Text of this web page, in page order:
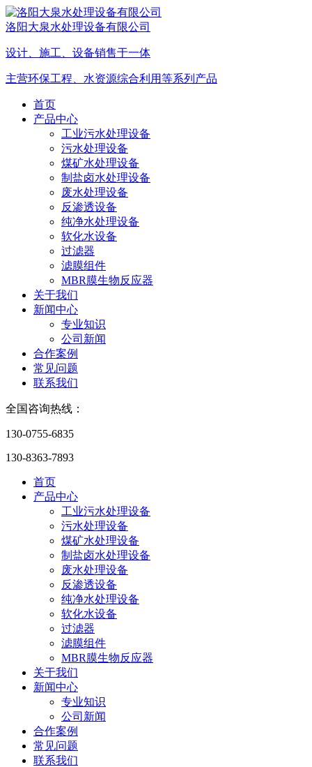
洛阳大泉水处理设备有限公司
设计、施工、设备销售于一体
主营环保工程、水资源综合利用等系列产品
首页
产品中心
工业污水处理设备
污水处理设备
煤矿水处理设备
制盐卤水处理设备
废水处理设备
反渗透设备
纯净水处理设备
软化水设备
过滤器
滤膜组件
MBR膜生物反应器
关于我们
新闻中心
专业知识
公司新闻
合作案例
常见问题
联系我们
全国咨询热线：
130-0755-6835
130-8363-7893
首页
产品中心
工业污水处理设备
污水处理设备
煤矿水处理设备
制盐卤水处理设备
废水处理设备
反渗透设备
纯净水处理设备
软化水设备
过滤器
滤膜组件
MBR膜生物反应器
关于我们
新闻中心
专业知识
公司新闻
合作案例
常见问题
联系我们